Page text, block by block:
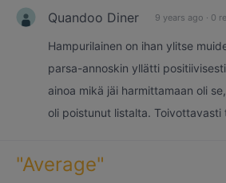
Quandoo Diner 9 years ago · 0
Hampurilainen on ihan ylitse
parsa-annoskin yllätti
ainoa mikä jäi harmittamaan oli
oli poistunut listalta. Toivottavasti
"Average"